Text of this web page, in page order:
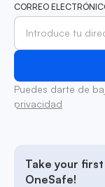
CORREO
Puedes darte de
privacidad
Take your
OneSafe!